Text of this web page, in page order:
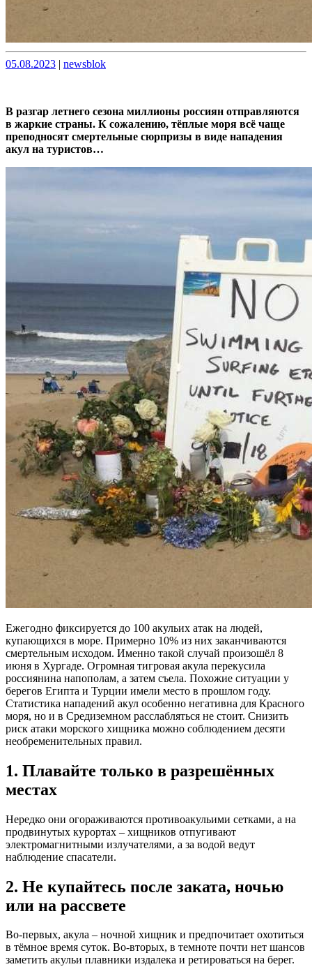
Опубликовано
05.08.2023 | Опубликовано
newsblok
В разгар летнего сезона миллионы россиян отправляются
в жаркие страны. К сожалению, тёплые моря всё чаще
преподносят смертельные сюрпризы в виде нападения
акул на туристов…
Ежегодно фиксируется до 100 акульих атак на людей,
купающихся в море. Примерно 10% из них заканчиваются
смертельным исходом. Именно такой случай произошёл 8
июня в Хургаде. Огромная тигровая акула перекусила
россиянина напополам, а затем съела. Похожие ситуации у
берегов Египта и Турции имели место в прошлом году.
Статистика нападений акул особенно негативна для Красного
моря, но и в Средиземном расслабляться не стоит. Снизить
риск атаки морского хищника можно соблюдением десяти
необременительных правил.
1. Плавайте только в разрешённых
местах
Нередко они огораживаются противоакульими сетками, а на
продвинутых курортах – хищников отпугивают
электромагнитными излучателями, а за водой ведут
наблюдение спасатели.
2. Не купайтесь после заката, ночью
или на рассвете
Во-первых, акула – ночной хищник и предпочитает охотиться
в тёмное время суток. Во-вторых, в темноте почти нет шансов
заметить акульи плавники издалека и ретироваться на берег.